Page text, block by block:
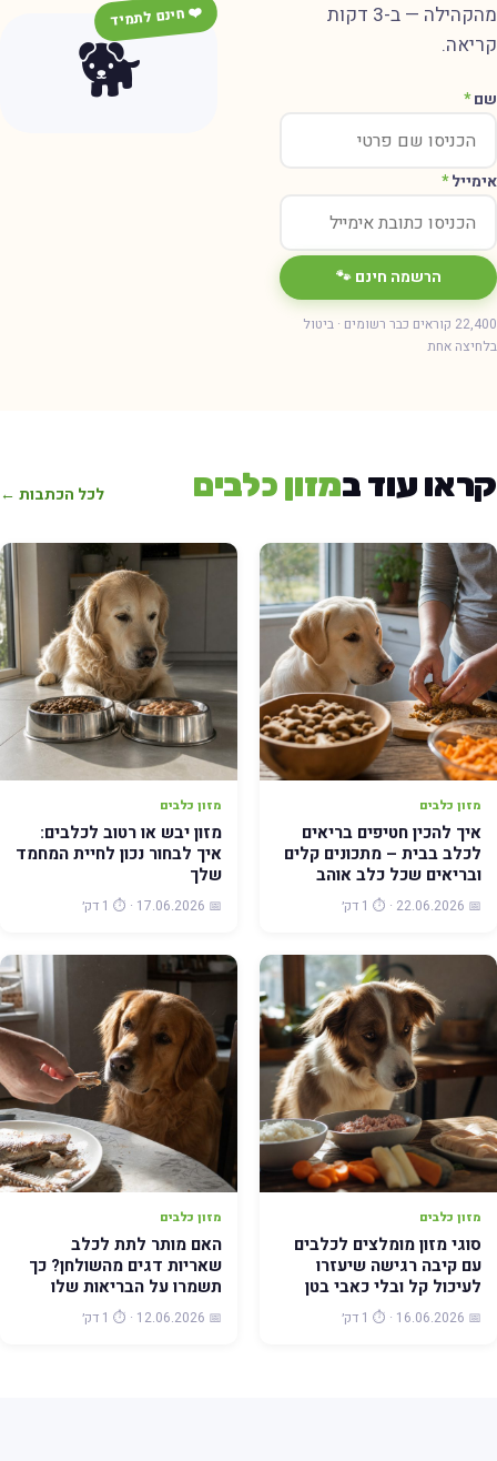
מהקהילה — ב-3 דקות
*
*
הרשמה חינם 🐾
22,400 קוראים כבר רשומים · ביטול
אחת
🐕
❤️ חינם לתמיד
עוד במזון כלבים לכל הכתבות ←
מזון כלבים
איך להכין חטיפים בריאים
לכלב בבית – מתכונים קלים
ובריאים שכל כלב אוהב
📅 22.06.2026 · ⏱️ 1 דק׳
מזון כלבים
מזון יבש או רטוב לכלבים:
איך לבחור נכון לחיית המחמד
שלך
📅 17.06.2026 · ⏱️ 1 דק׳
מזון כלבים
סוגי מזון מומלצים לכלבים
עם קיבה רגישה שיעזרו
לעיכול קל ובלי כאבי בטן
📅 16.06.2026 · ⏱️ 1 דק׳
מזון כלבים
האם מותר לתת לכלב
שאריות דגים מהשולחן? כך
תשמרו על הבריאות שלו
📅 12.06.2026 · ⏱️ 1 דק׳